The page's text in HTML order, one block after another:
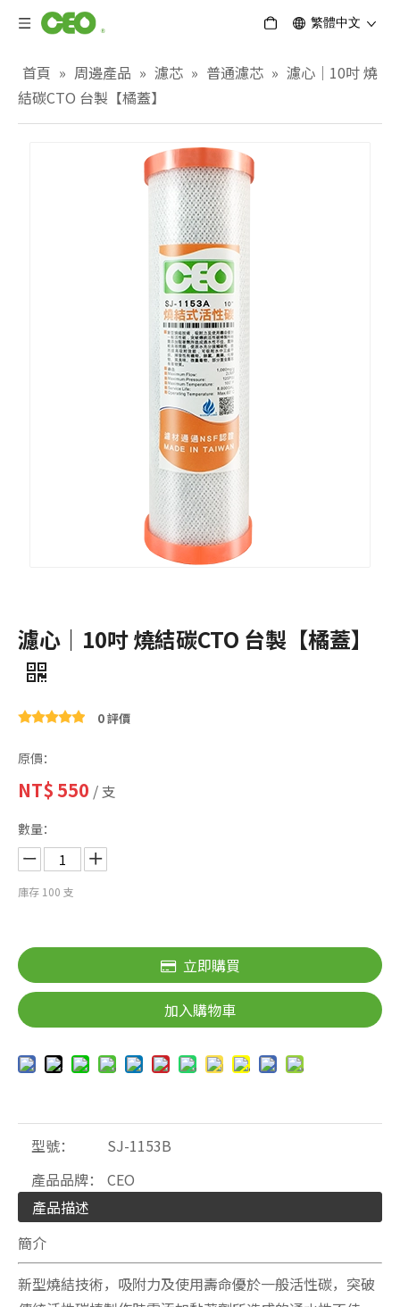
繁體中文
首頁 » 周邊產品 » 濾芯 » 普通濾芯 » 濾心｜10吋 燒
結碳CTO 台製【橘蓋】
濾心｜10吋 燒結碳CTO 台製【橘蓋】
0 評價
原價：
NT$550 / 支
數量：
庫存 100 支
立即購買
加入購物車
型號：
SJ-1153B
產品品牌：
CEO
產品描述
簡介
新型燒結技術，吸附力及使用壽命優於一般活性碳，突破